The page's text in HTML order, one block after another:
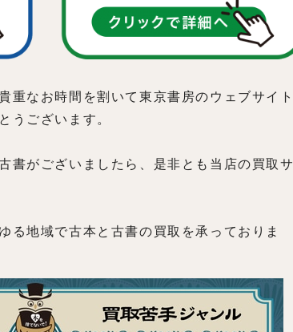
重なお時間を割いて東京書房のウェブサイト
うございます。
書がございましたら、是非とも当店の買取サ
る地域で古本と古書の買取を承っておりま